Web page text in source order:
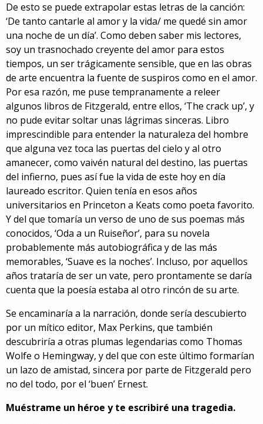
De esto se puede extrapolar estas letras de la canción:
‘De tanto cantarle al amor y la vida/ me quedé sin amor
una noche de un día’. Como deben saber mis lectores,
soy un trasnochado creyente del amor para estos
tiempos, un ser trágicamente sensible, que en las obras
de arte encuentra la fuente de suspiros como en el amor.
Por esa razón, me puse tempranamente a releer
algunos libros de Fitzgerald, entre ellos, ‘The crack up’, y
no pude evitar soltar unas lágrimas sinceras. Libro
imprescindible para entender la naturaleza del hombre
que alguna vez toca las puertas del cielo y al otro
amanecer, como vaivén natural del destino, las puertas
del infierno, pues así fue la vida de este hoy en día
laureado escritor. Quien tenía en esos años
universitarios en Princeton a Keats como poeta favorito.
Y del que tomaría un verso de uno de sus poemas más
conocidos, ‘Oda a un Ruiseñor’, para su novela
probablemente más autobiográfica y de las más
memorables, ‘Suave es la noches’. Incluso, por aquellos
años trataría de ser un vate, pero prontamente se daría
cuenta que la poesía estaba al otro rincón de su arte.
Se encaminaría a la narración, donde sería descubierto
por un mítico editor, Max Perkins, que también
descubriría a otras plumas legendarias como Thomas
Wolfe o Hemingway, y del que con este último formarían
un lazo de amistad, sincera por parte de Fitzgerald pero
no del todo, por el ‘buen’ Ernest.
Muéstrame un héroe y te escribiré una tragedia.